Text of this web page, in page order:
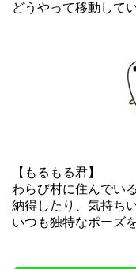
どうやって移動して
【もるもる君】
わらび村に住んでいる
納得したり、気持ち
いつも独特なポーズ